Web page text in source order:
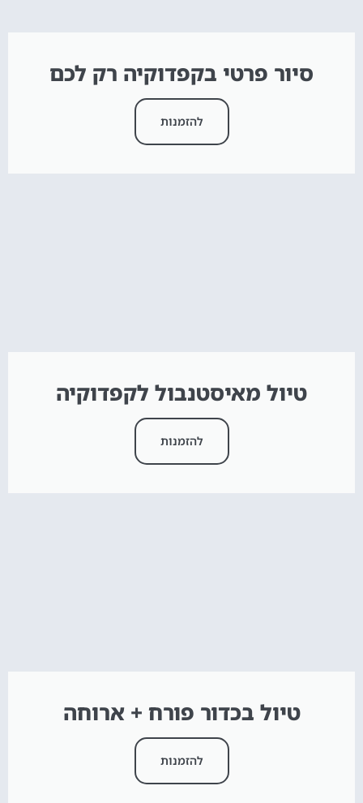
סיור פרטי בקפדוקיה רק לכם
להזמנות
טיול מאיסטנבול לקפדוקיה
להזמנות
טיול בכדור פורח + ארוחה
להזמנות